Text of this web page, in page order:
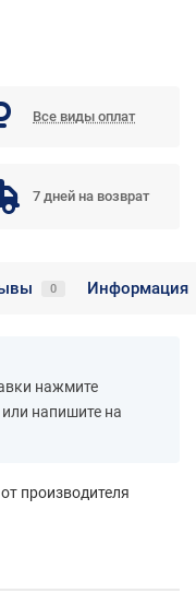
Все виды оплат
7 дней на возврат
0 Информация
нажмите
напишите на
от производителя